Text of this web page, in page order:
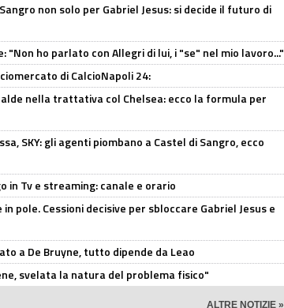
non solo per Gabriel Jesus: si decide il futuro di
"Non ho parlato con Allegri di lui, i "se" nel mio lavoro..."
di CalcioNapoli 24:
nella trattativa col Chelsea: ecco la formula per
SKY: gli agenti piombano a Castel di Sangro, ecco
in Tv e streaming: canale e orario
in pole. Cessioni decisive per sbloccare Gabriel Jesus e
a De Bruyne, tutto dipende da Leao
svelata la natura del problema fisico"
ALTRE NOTIZIE »